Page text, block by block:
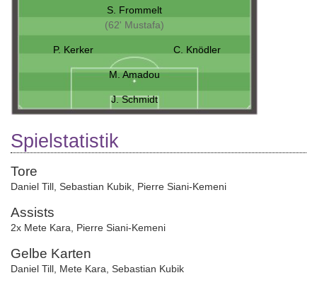
S. Frommelt
(62' Mustafa)
P. Kerker C. Knödler
M. Amadou
J. Schmidt
Spielstatistik
Tore
Daniel Till Sebastian Kubik Pierre Siani-Kemeni
Assists
2x Mete Kara Pierre Siani-Kemeni
Gelbe Karten
Daniel Till Mete Kara Sebastian Kubik